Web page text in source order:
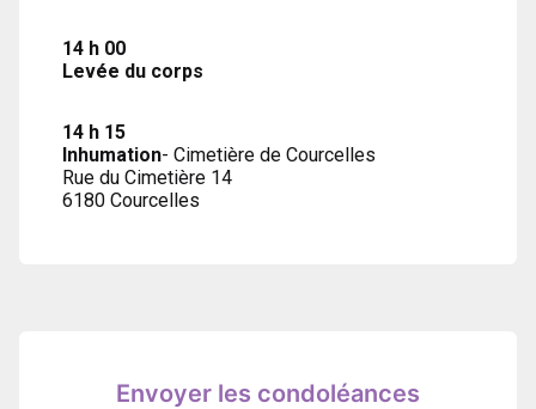
14 h 00
Levée du corps
14 h 15
Inhumation- Cimetière de Courcelles
Rue du Cimetière 14
6180 Courcelles
Envoyer les condoléances